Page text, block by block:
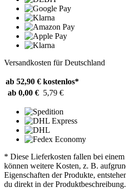
Versandkosten für Deutschland
ab 52,90 € kostenlos*
ab 0,00 € 5,79 €
* Diese Lieferkosten fallen bei einem
können weitere Kosten, z. B.
Eigenschaften der Produkte,
du direkt in der Produktbeschreibung.